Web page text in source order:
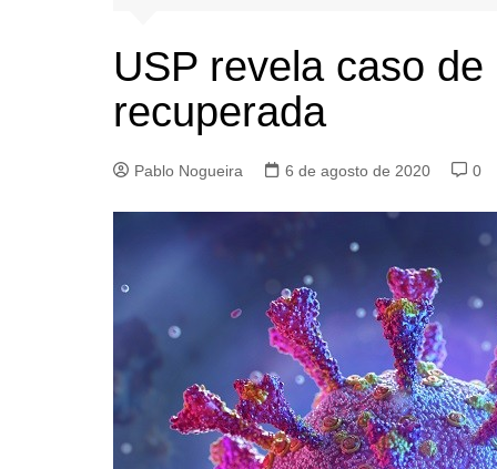
USP revela caso
recuperada
Pablo Nogueira 6 de agosto de 2020 0